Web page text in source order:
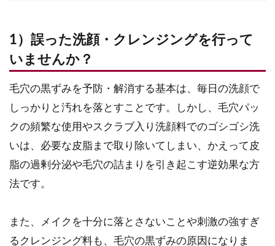
1）誤った洗顔・クレンジングを行って
いませんか？
毛穴の黒ずみを予防・解消する基本は、毎日の洗顔で
しっかりと汚れを落とすことです。しかし、毛穴パッ
クの頻繁な使用やスクラブ入り洗顔料でのゴシゴシ洗
いは、必要な皮脂まで取り除いてしまい、かえって皮
脂の過剰分泌や毛穴の詰まりを引き起こす逆効果な方
法です。
また、メイクを十分に落とさないことや刺激の強すぎ
るクレンジング料も、毛穴の黒ずみの原因になりま